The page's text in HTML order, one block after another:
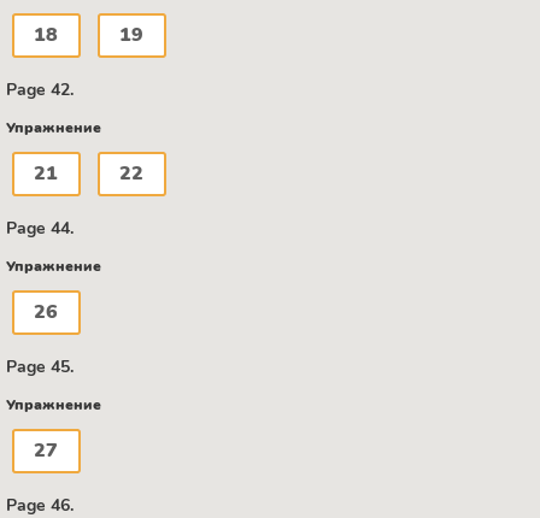
18 19
Page 42.
Упражнение
21 22
Page 44.
Упражнение
26
Page 45.
Упражнение
27
Page 46.